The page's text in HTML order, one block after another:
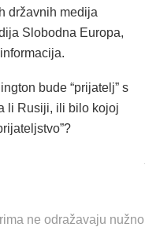
državnih medija
Slobodna Europa,
bude “prijatelj” s
li Rusiji, ili bilo kojoj
ne odražavaju nužno